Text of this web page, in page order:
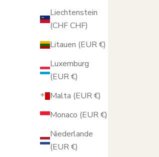
Liechtenstein
(CHF CHF)
Litauen (EUR €)
Luxemburg
(EUR €)
Malta (EUR €)
Monaco (EUR €)
Niederlande
(EUR €)